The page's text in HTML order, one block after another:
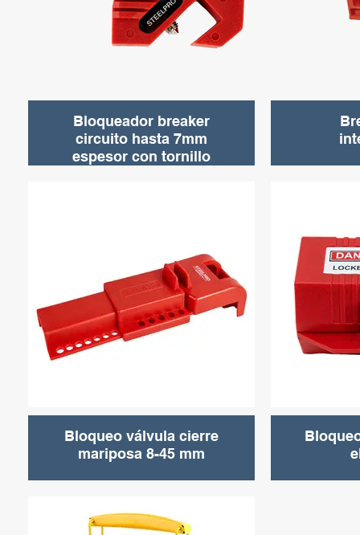
Bloqueador breaker
circuito hasta 7mm
espesor con tornillo
Bloqueo válvula cierre
mariposa 8-45 mm